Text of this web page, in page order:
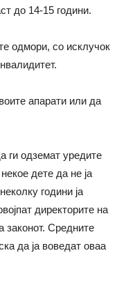
до 14-15 години.
одмори, со исклучок
апарати или да
ги одземат уредите
дете да не ја
години ја
директорите на
законот. Средните
да ја воведат оваа